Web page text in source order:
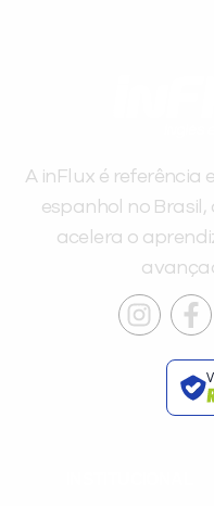
A inFlux é referência
espanhol no
acelera o